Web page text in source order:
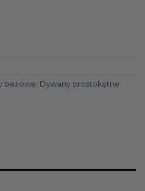
beżowe Dywany prostokątne